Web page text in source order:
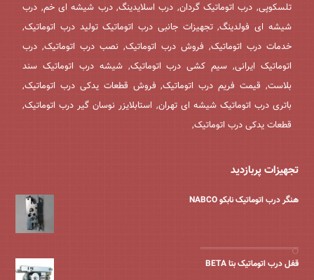
تلسکوپی, درب اتوماتیک گردان, درب اسلایدینگ, درب شیشه ای خم, درب
شیشه ای فولدینگ, تجهیزات جانبی درب اتوماتیک تولید درب اتوماتیک,
خدمات درب اتوماتیک, فروش درب اتوماتیک, نصب درب اتوماتیک, درب
اتوماتیک ایرانی, سیم کشی درب اتوماتیک, شیشه درب اتوماتیک سند
بلاست, قیمت فریم درب اتوماتیک, فروش قطعات یدکی درب اتوماتیک,
باتری درب اتوماتیک شیشه ای تهران, استابلایزر نوسان گیر درب اتوماتیک,
قطعات یدکی درب اتوماتیک,
تجهیزات پربازدید
هنگر درب اتوماتیک نابکو NABCO
قفل درب اتوماتیک بتا BETA